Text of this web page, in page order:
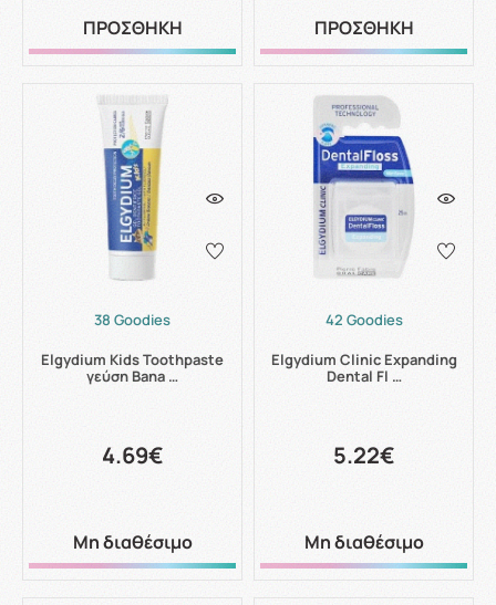
ΠΡΟΣΘΗΚΗ ΠΡΟΣΘΗΚΗ
38 Goodies
Elgydium Kids Toothpaste
γεύση Bana …
4.69€
Μη διαθέσιμο
42 Goodies
Elgydium Clinic Expanding
Dental Fl …
5.22€
Μη διαθέσιμο